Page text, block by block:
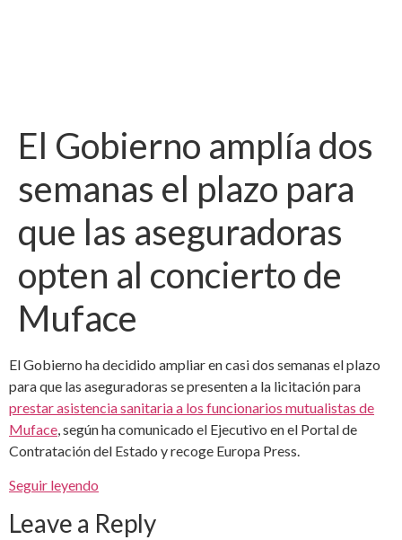
El Gobierno amplía dos
semanas el plazo para
que las aseguradoras
opten al concierto de
Muface
El Gobierno ha decidido ampliar en casi dos semanas el plazo
para que las aseguradoras se presenten a la licitación para
prestar asistencia sanitaria a los funcionarios mutualistas de
Muface , según ha comunicado el Ejecutivo en el Portal de
Contratación del Estado y recoge Europa Press.
Seguir leyendo
Leave a Reply